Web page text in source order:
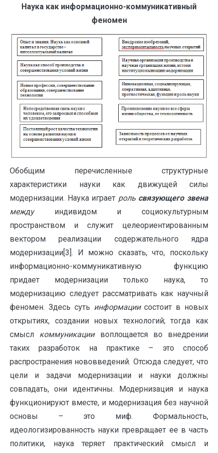
Наука как информационно-коммуникативный
феномен
Обобщим перечисленные структурные
характеристики науки как движущей силы
модернизации. Наука играет роль связующего звена
междуиндивидом и социокультурным
пространством и служит целеориентированным
вектором реализации содержательного ядра
модернизации[3]. И можно сказать, что, поскольку
информационно-коммуникативную функцию
придает модернизации только наука, то
модернизацию следует рассматривать как научный
феномен. Здесь суть информациисостоит в новых
открытиях, создании новых технологий; тогда как
смысл коммуникации воплощается во внедрении
таких разработок на практике – это способ
распространения нововведений. Отсюда следует, что
цели и задачи модернизации и науки должны
совпадать, они идентичны. Модернизация и наука
функционируют вместе, и модернизация без научной
основы – это миф. Формальность,
идеологизированность науки превращает ее в часть
политики, наука теряет практический смысл и